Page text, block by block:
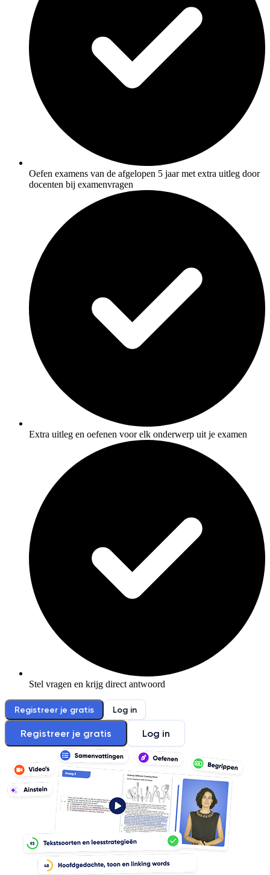
Oefen examens van de afgelopen 5 jaar met extra uitleg door
docenten bij examenvragen
Extra uitleg en oefenen voor elk onderwerp uit je examen
Stel vragen en krijg direct antwoord
Registreer je gratis Log in
Registreer je gratis Log in